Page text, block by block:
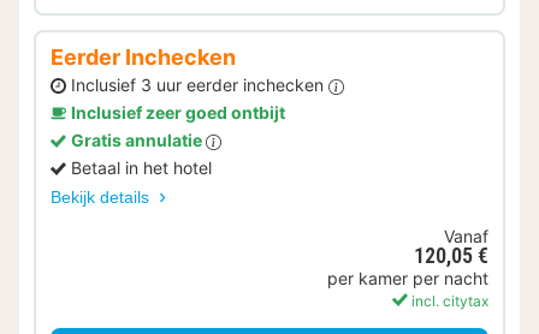
Eerder Inchecken
Inclusief 3 uur eerder inchecken
Inclusief zeer goed ontbijt
Gratis annulatie
Betaal in het hotel
Bekijk details
Vanaf
120,05 €
per kamer per nacht
incl. citytax